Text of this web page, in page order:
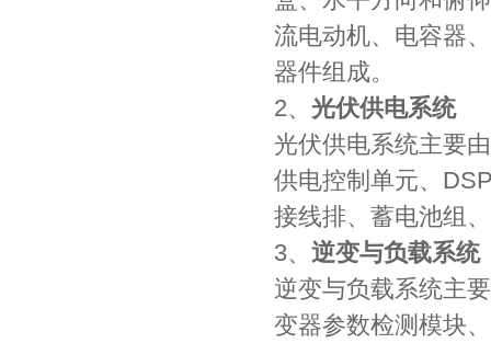
流电动机、电容器
器件组成。
2、 光伏供电系统
光伏供电系统主要
供电控制单元、
接线排、蓄电池组
3、 逆变与负载系统
逆变与负载系统主
变器参数检测模块